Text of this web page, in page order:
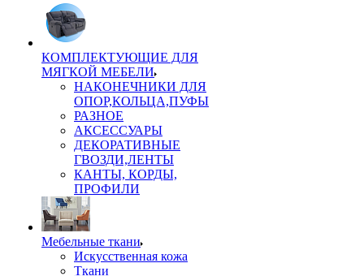
КОМПЛЕКТУЮЩИЕ ДЛЯ
МЯГКОЙ МЕБЕЛИ
НАКОНЕЧНИКИ ДЛЯ
ОПОР,КОЛЬЦА,ПУФЫ
РАЗНОЕ
АКСЕССУАРЫ
ДЕКОРАТИВНЫЕ
ГВОЗДИ,ЛЕНТЫ
КАНТЫ, КОРДЫ,
ПРОФИЛИ
Мебельные ткани
Искусственная кожа
Ткани